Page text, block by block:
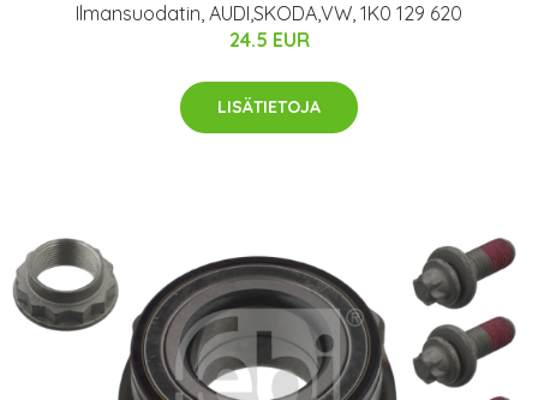
Ilmansuodatin, AUDI,SKODA,VW, 1K0 129 620
24.5 EUR
LISÄTIETOJA